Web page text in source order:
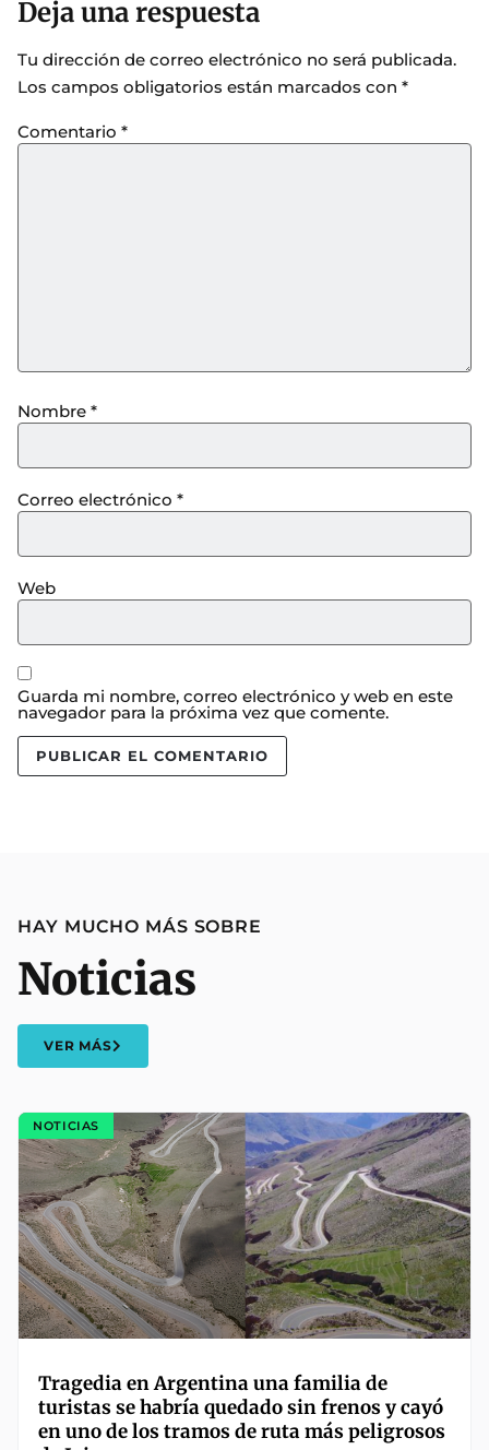
Deja una respuesta
Tu dirección de correo electrónico no será publicada.
Los campos obligatorios están marcados con *
Comentario *
Nombre *
Correo electrónico *
Web
Guarda mi nombre, correo electrónico y web en este
navegador para la próxima vez que comente.
HAY MUCHO MÁS SOBRE
Noticias
VER MÁS
NOTICIAS
Tragedia en Argentina una familia de
turistas se habría quedado sin frenos y cayó
en uno de los tramos de ruta más peligrosos